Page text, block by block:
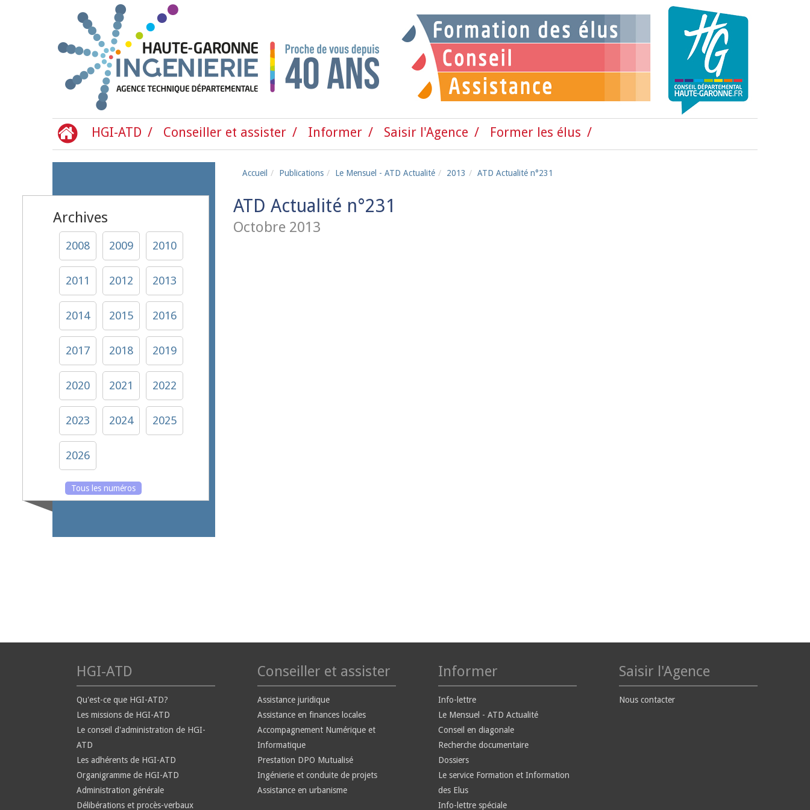
HGI-ATD Conseiller et assister Informer Saisir l'Agence Former les élus
Archives
2008 2009 2010
2011 2012 2013
2014 2015 2016
2017 2018 2019
2020 2021 2022
2023 2024 2025
2026
Tous les numéros
Accueil Publications Le Mensuel - ATD Actualité 2013 ATD Actualité n°231
ATD Actualité n°231
Octobre 2013
HGI-ATD
Qu'est-ce que HGI-ATD?
Les missions de HGI-ATD
Le conseil d'administration de HGI-
ATD
Les adhérents de HGI-ATD
Organigramme de HGI-ATD
Administration générale
Délibérations et procès-verbaux
Conseiller et assister
Assistance juridique
Assistance en finances locales
Accompagnement Numérique et
Informatique
Prestation DPO Mutualisé
Ingénierie et conduite de projets
Assistance en urbanisme
Informer
Info-lettre
Le Mensuel - ATD Actualité
Conseil en diagonale
Recherche documentaire
Dossiers
Le service Formation et Information
des Elus
Info-lettre spéciale
Saisir l'Agence
Nous contacter